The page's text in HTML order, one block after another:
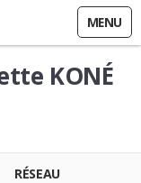
MENU
KONÉ
RÉSEAU